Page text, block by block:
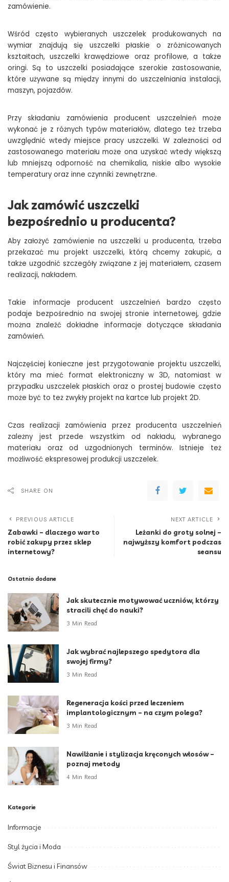
zamówienie.
Wśród często wybieranych uszczelek produkowanych na
wymiar znajdują się uszczelki płaskie o zróżnicowanych
kształtach, uszczelki krawędziowe oraz profilowe, a także
oringi. Są to uszczelki posiadające szerokie zastosowanie,
które używane są między innymi do uszczelniania instalacji,
maszyn, pojazdów.
Przy składaniu zamówienia producent uszczelnień może
wykonać je z różnych typów materiałów, dlatego też trzeba
uwzględnić wtedy miejsce pracy uszczelki. W zależności od
zastosowanego materiału może ona uzyskać wtedy większą
lub mniejszą odporność na chemikalia, niskie albo wysokie
temperatury oraz inne czynniki zewnętrzne.
Jak zamówić uszczelki
bezpośrednio u producenta?
Aby założyć zamówienie na uszczelki u producenta, trzeba
przekazać mu projekt uszczelki, którą chcemy zakupić, a
także uzgodnić szczegóły związane z jej materiałem, czasem
realizacji, nakładem.
Takie informacje producent uszczelnień bardzo często
podaje bezpośrednio na swojej stronie internetowej, gdzie
można znaleźć dokładne informacje dotyczące składania
zamówień.
Najczęściej konieczne jest przygotowanie projektu uszczelki,
który ma mieć format elektroniczny w 3D, natomiast w
przypadku uszczelek płaskich oraz o prostej budowie często
może być to też zwykły projekt na kartce lub projekt 2D.
Czas realizacji zamówienia przez producenta uszczelnień
zależny jest przede wszystkim od nakładu, wybranego
materiału oraz od uzgodnionych terminów. Istnieje też
możliwość ekspresowej produkcji uszczelek.
SHARE ON
PREVIOUS ARTICLE
Zabawki – dlaczego warto
robić zakupy przez sklep
internetowy?
NEXT ARTICLE
Leżanki do groty solnej –
najwyższy komfort podczas
seansu
Ostatnio dodane
Jak skutecznie motywować uczniów, którzy
stracili chęć do nauki?
3 Min Read
Jak wybrać najlepszego spedytora dla
swojej firmy?
3 Min Read
Regeneracja kości przed leczeniem
implantologicznym – na czym polega?
3 Min Read
Nawilżanie i stylizacja kręconych włosów –
poznaj metody
4 Min Read
Kategorie
Informacje
Styl życia i Moda
Świat Biznesu i Finansów